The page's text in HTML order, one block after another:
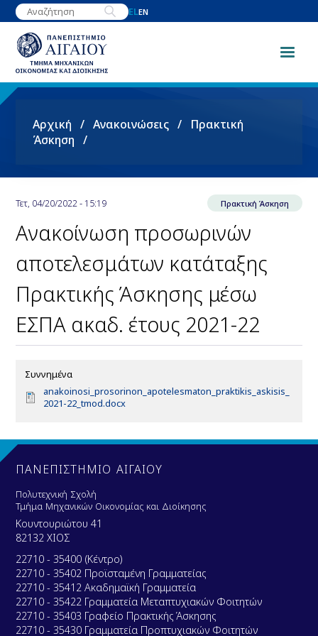
Παράκαμψη
προς
κυρίως
περιεχόμενο
ELEN
Breadcrumb
Αρχική Ανακοινώσεις
Πρακτική
Άσκηση
Τετ, 04/20/2022 - 15:19 Πρακτική Άσκηση
Ανακοίνωση προσωρινών
αποτελεσμάτων κατάταξης
Πρακτικής Άσκησης μέσω
ΕΣΠΑ ακαδ. έτους 2021-22
Συννημένα
D
o
m
n
t
anakoinosi_prosorinon_apotelesmaton_praktikis_askisis_
2021-22_tmod.docx
ΠΑΝΕΠΙΣΤΗΜΙΟ ΑΙΓΑΙΟΥ
Πολυτεχνική Σχολή
Τμήμα Μηχανικών Οικονομίας και Διοίκησης
Κουντουριώτου 41
82132 ΧΙΟΣ
22710 - 35400 (Κέντρο)
22710 - 35402 Προϊσταμένη Γραμματείας
22710 - 35412 Ακαδημαϊκή Γραμματεία
22710 - 35422 Γραμματεία Μεταπτυχιακών Φοιτητών
22710 - 35403 Γραφείο Πρακτικής Άσκησης
22710 - 35430 Γραμματεία Προπτυχιακών Φοιτητών